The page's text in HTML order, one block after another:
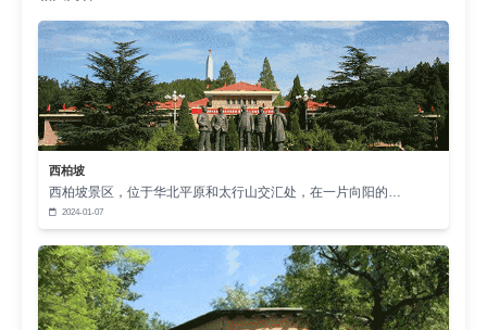
西柏坡
西柏坡景区，位于华北平原和太行山交汇处，在一片向阳的…
2024-01-07